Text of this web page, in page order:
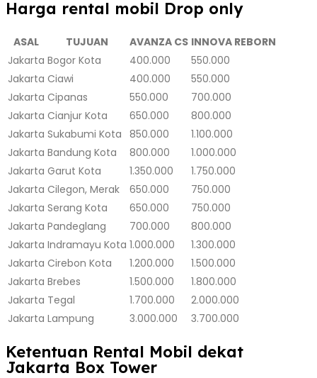
Harga rental mobil Drop only
ASAL TUJUAN AVANZA CS INNOVA REBORN
Jakarta Bogor Kota 400.000
550.000
Jakarta Ciawi 400.000
550.000
Jakarta Cipanas 550.000
700.000
Jakarta Cianjur Kota 650.000
800.000
Jakarta Sukabumi Kota 850.000
1.100.000
Jakarta Bandung Kota 800.000
1.000.000
Jakarta Garut Kota 1.350.000
1.750.000
Jakarta Cilegon, Merak 650.000
750.000
Jakarta Serang Kota 650.000
750.000
Jakarta Pandeglang 700.000
800.000
Jakarta Indramayu Kota 1.000.000
1.300.000
Jakarta Cirebon Kota 1.200.000
1.500.000
Jakarta Brebes 1.500.000
1.800.000
Jakarta Tegal 1.700.000
2.000.000
Jakarta Lampung 3.000.000 3.700.000
Ketentuan Rental Mobil dekat
Jakarta Box Tower